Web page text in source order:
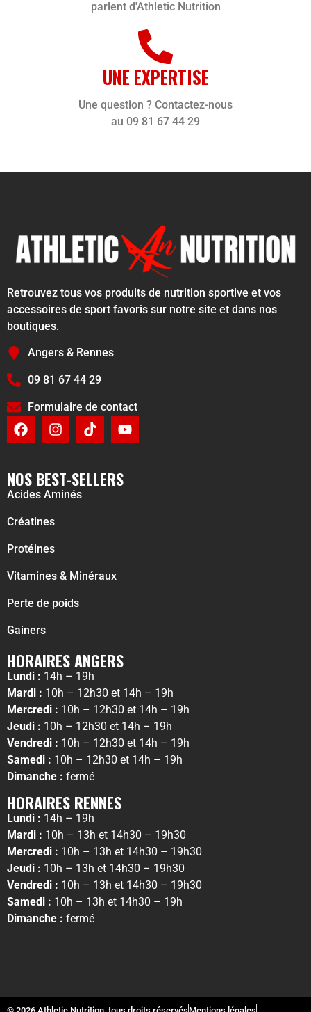
parlent d'Athletic Nutrition
UNE EXPERTISE
Une question ? Contactez-nous
au 09 81 67 44 29
Retrouvez tous vos produits de nutrition sportive et vos
accessoires de sport favoris sur notre site et dans nos
boutiques.
Angers & Rennes
09 81 67 44 29
Formulaire de contact
NOS BEST-SELLERS
Acides Aminés
Créatines
Protéines
Vitamines & Minéraux
Perte de poids
Gainers
HORAIRES ANGERS
Lundi : 14h – 19h
Mardi : 10h – 12h30 et 14h – 19h
Mercredi : 10h – 12h30 et 14h – 19h
Jeudi : 10h – 12h30 et 14h – 19h
Vendredi : 10h – 12h30 et 14h – 19h
Samedi : 10h – 12h30 et 14h – 19h
Dimanche : fermé
HORAIRES RENNES
Lundi : 14h – 19h
Mardi : 10h – 13h et 14h30 – 19h30
Mercredi : 10h – 13h et 14h30 – 19h30
Jeudi : 10h – 13h et 14h30 – 19h30
Vendredi : 10h – 13h et 14h30 – 19h30
Samedi : 10h – 13h et 14h30 – 19h
Dimanche : fermé